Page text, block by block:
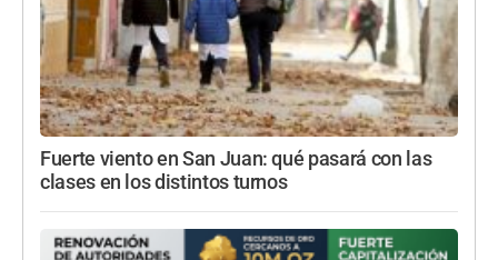
Fuerte viento en San Juan: qué pasará con las
clases en los distintos turnos